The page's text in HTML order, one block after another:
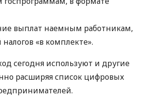
выплат наемным работникам,
налогов «в комплекте».
сегодня используют и другие
расширяя список цифровых